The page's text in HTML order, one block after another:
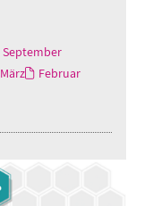
September
März
Februar